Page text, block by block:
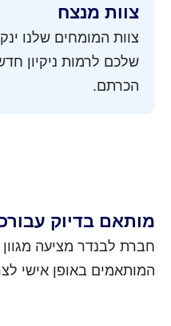
צוות מנצח
צוות המומחים שלנו
שלכם לרמות ניקיון
הכרתם.
מותאם בדיוק
חברת לבנדר מציעה מגוון
המותאמים באופן אישי